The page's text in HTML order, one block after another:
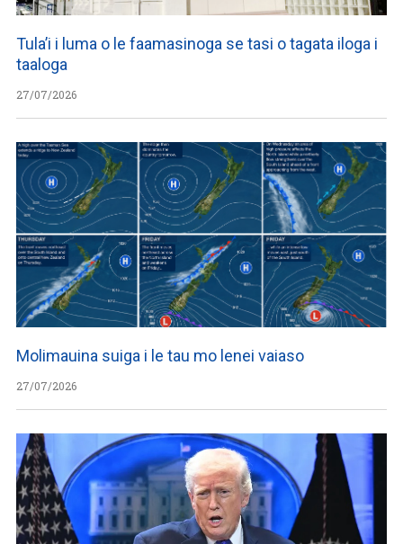
Tula’i i luma o le faamasinoga se tasi o tagata iloga i
taaloga
27/07/2026
Molimauina suiga i le tau mo lenei vaiaso
27/07/2026